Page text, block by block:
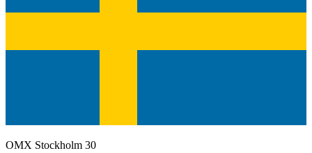
OMX Stockholm 30